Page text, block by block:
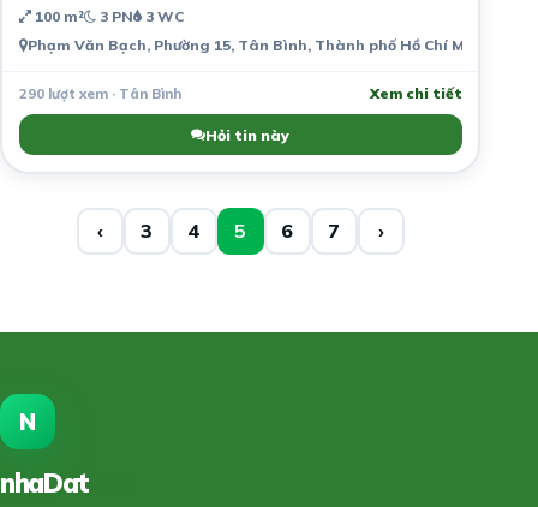
100 m² 3 PN 3 WC
Phạm Văn Bạch, Phường 15, Tân Bình, Thành phố Hồ Chí Minh, Việt
290 lượt xem · Tân Bình Xem chi tiết
Hỏi tin này
‹ 3 4 5 6 7 ›
N
nhaDat